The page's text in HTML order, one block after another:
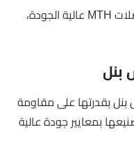
MTH عالية الجودة،
بنل
بنل بقدرتها على مقاومة
بمعايير جودة عالية